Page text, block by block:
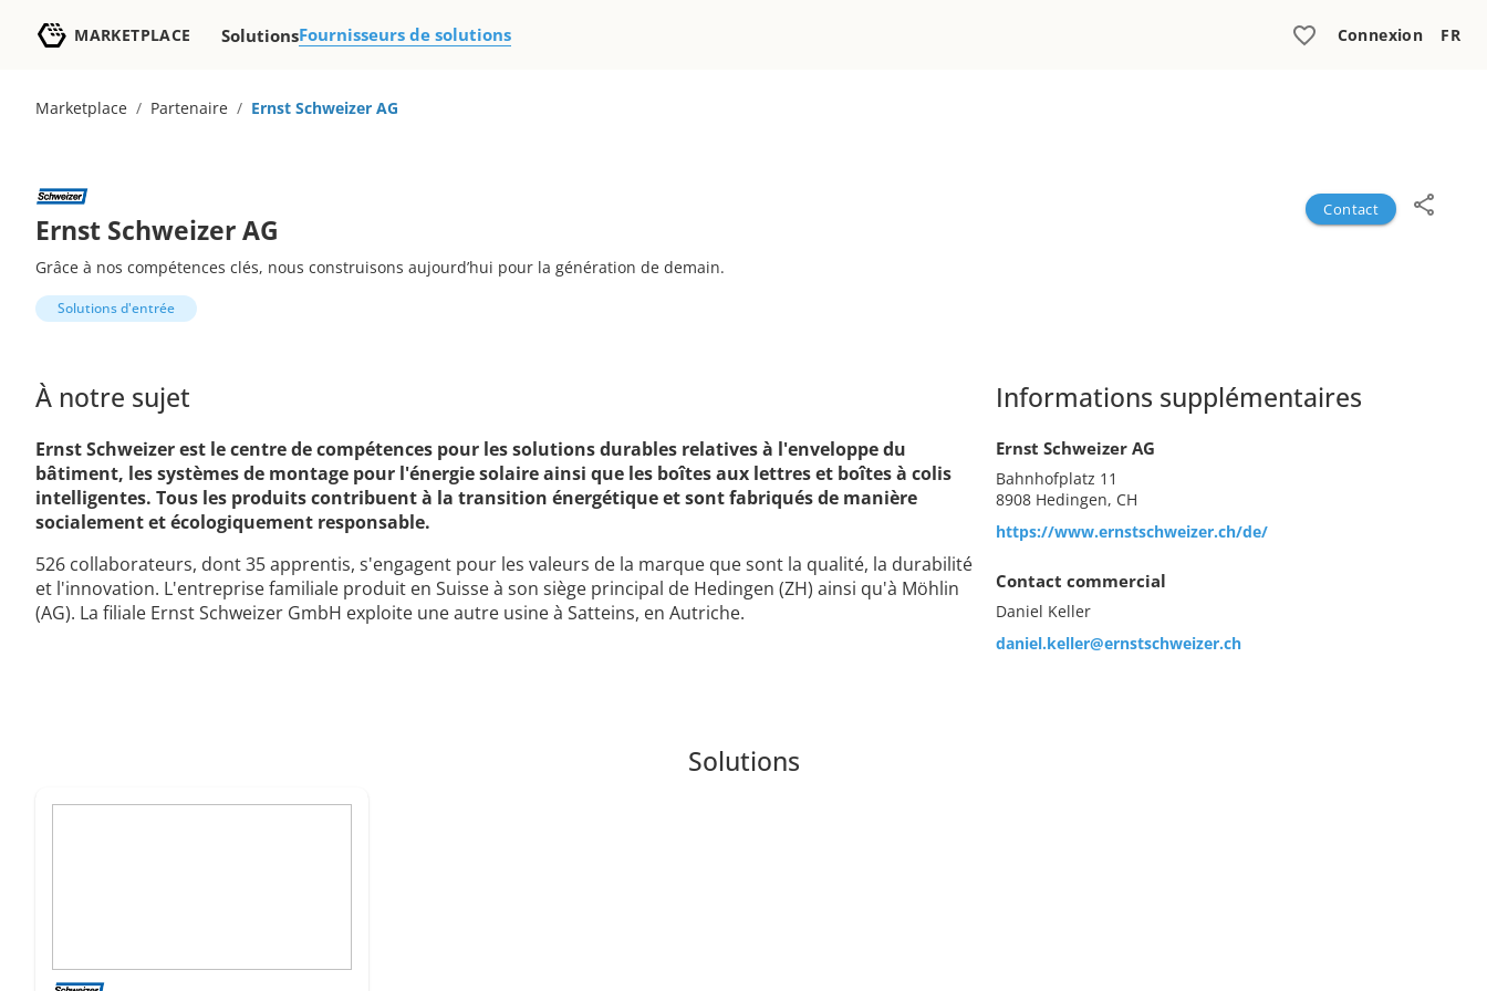
MARKETPLACE SolutionsFournisseurs de solutions Connexion FR
Marketplace / Partenaire / Ernst Schweizer AG
Ernst Schweizer AG
Grâce à nos compétences clés, nous construisons aujourd’hui pour la génération de demain.
Solutions d'entrée
Contact
À notre sujet
Ernst Schweizer est le centre de compétences pour les solutions durables relatives à l'enveloppe du
bâtiment, les systèmes de montage pour l'énergie solaire ainsi que les boîtes aux lettres et boîtes à colis
intelligentes. Tous les produits contribuent à la transition énergétique et sont fabriqués de manière
socialement et écologiquement responsable.
526 collaborateurs, dont 35 apprentis, s'engagent pour les valeurs de la marque que sont la qualité, la durabilité
et l'innovation. L'entreprise familiale produit en Suisse à son siège principal de Hedingen (ZH) ainsi qu'à Möhlin
(AG). La filiale Ernst Schweizer GmbH exploite une autre usine à Satteins, en Autriche.
Informations supplémentaires
Ernst Schweizer AG
Bahnhofplatz 11
8908 Hedingen, CH
https://www.ernstschweizer.ch/de/
Contact commercial
Daniel Keller
daniel.keller@ernstschweizer.ch
Solutions